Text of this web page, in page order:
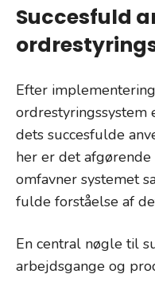
Succesfuld
Efter
ordrestyringssystem
dets succesfulde
her er det
omfavner systemet
fulde forståelse af
En central nøgle til
arbejdsgange og